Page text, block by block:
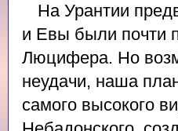
На Урантии
и Евы были почти
Люцифера. Но
неудачи, наша
самого высокого